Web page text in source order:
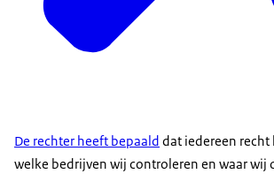
De rechter heeft bepaald dat iedereen recht
welke bedrijven wij controleren en waar wij